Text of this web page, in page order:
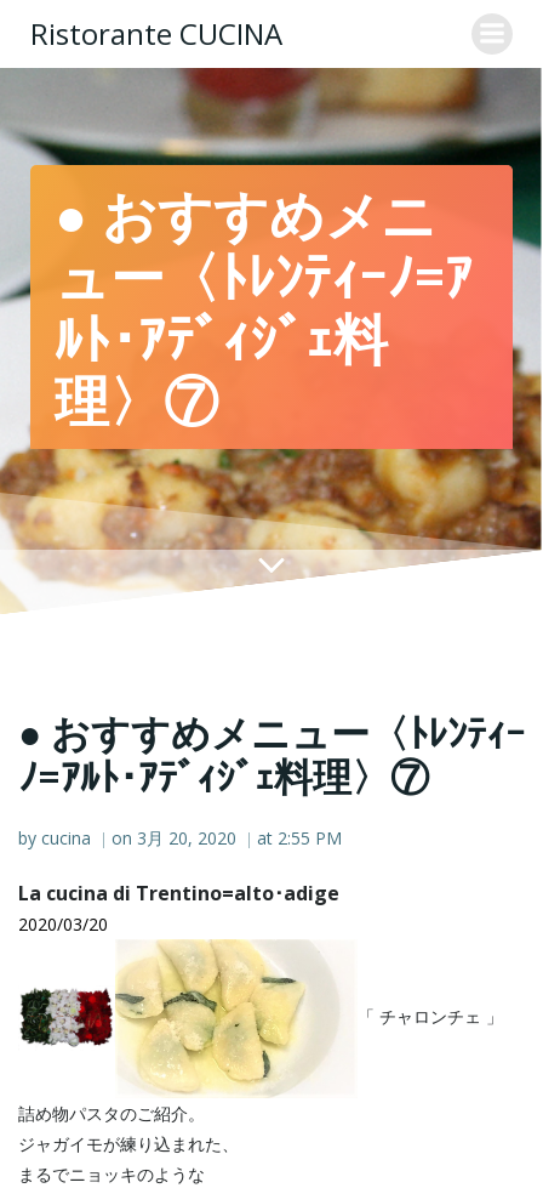
ン
テ
ン
ツ
へ
キ
ッ
プ
Ristorante CUCINA
● おすすめメニ
ュー〈ﾄﾚﾝﾃｨｰﾉ=ｱ
ﾙﾄ･ｱﾃﾞｨｼﾞｪ料
理〉⑦
● おすすめメニュー〈ﾄﾚﾝﾃｨｰ
ﾉ=ｱﾙﾄ･ｱﾃﾞｨｼﾞｪ料理〉⑦
by cucina | on 3月 20, 2020 | at 2:55 PM
La cucina di Trentino=alto･adige
2020/03/20
「 チャロンチェ 」
詰め物パスタのご紹介。
ジャガイモが練り込まれた、
まるでニョッキのような